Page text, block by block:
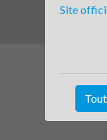
Site